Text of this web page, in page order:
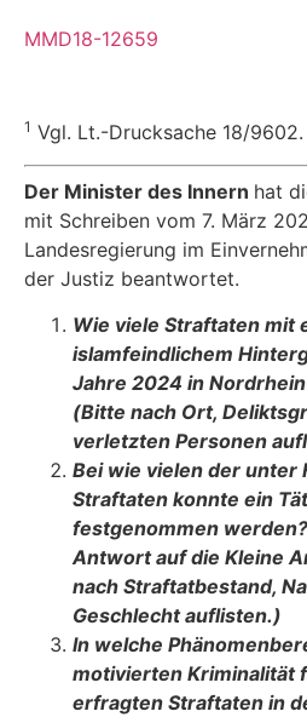
MMD18-12659
1 Vgl. Lt.-Drucksache 18/9602.
Der Minister des Innern hat
mit Schreiben vom 7. März
Landesregierung im
der Justiz beantwortet.
Wie viele Straftaten mit
islamfeindlichem
Jahre 2024 in
(Bitte nach Ort,
verletzten Personen
Bei wie vielen der unter
Straftaten konnte ein
festgenommen
Antwort auf die Kleine
nach Straftatbestand,
Geschlecht auflisten.)
In welche
motivierten Kriminalität
erfragten Straftaten in